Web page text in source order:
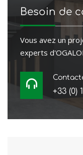
Besoin de
Vous avez un
experts
+33 (0)